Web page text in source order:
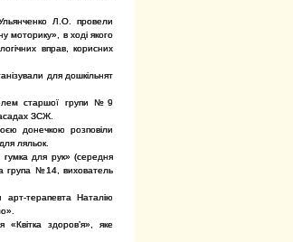
Л.О. провели
моторику», в ході якого
вправ, корисних
для дошкільнят
старшої групи №9
ЗСЖ.
донечкою розповіли
ляльок.
для рук» (середня
№14, вихователь
терапевта Наталію
здоров’я», яке